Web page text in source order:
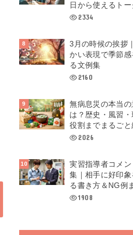
日から使えるト
2334
3月の時候の挨拶
かい表現で季節感
る文例集
2160
無病息災の本当の
は？歴史・風習
役割までまるごと
2026
実習指導者コメン
集｜相手に好印象
る書き方＆NG例
1908